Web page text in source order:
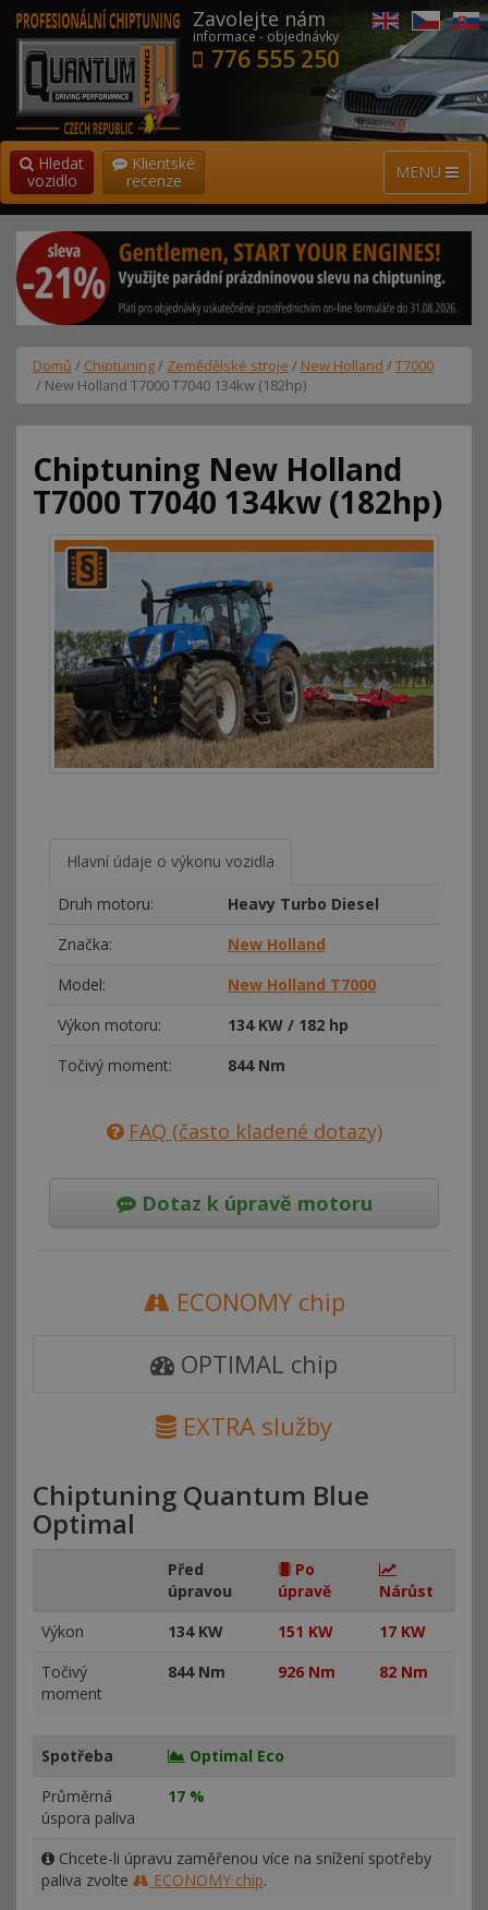
Zavolejte nám
informace - objednávky
776 555 250
MENU
Hledat
vozidlo
Klientské
recenze
Domů / Chiptuning/ Zemědělské stroje / New Holland /T7000
/ New Holland T7000 T7040 134kw (182hp)
Chiptuning New Holland
T7000 T7040 134kw (182hp)
Hlavní údaje o výkonu vozidla
Druh motoru:
Heavy Turbo Diesel
Značka:
New Holland
Model:
New Holland T7000
Výkon motoru:
134 KW / 182 hp
Točivý moment:
844 Nm
FAQ (často kladené dotazy)
Dotaz k úpravě motoru
ECONOMY chip
OPTIMAL chip
EXTRA služby
Chiptuning Quantum Blue
Optimal
Před
úpravou
Po
úpravě
Nárůst
Výkon
134 KW 151 KW
17 KW
Točivý
moment
844 Nm 926 Nm 82 Nm
Spotřeba
Optimal Eco
Průměrná
úspora paliva
17 %
Chcete-li úpravu zaměřenou více na snížení spotřeby
paliva zvolte
ECONOMY chip.